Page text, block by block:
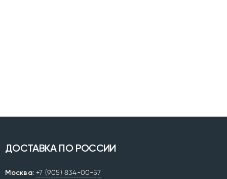
ДОСТАВКА ПО РОССИИ
Москва: +7 (905) 834-00-57